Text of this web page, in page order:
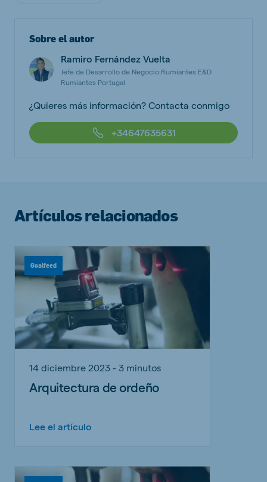
Sobre el autor
Ramiro Fernández Vuelta
Jefe de Desarrollo de Negocio Rumiantes E&D
Rumiantes Portugal
¿Quieres más información? Contacta conmigo
+34647635631
Artículos relacionados
Goalfeed
14 diciembre 2023 - 3 minutos
Arquitectura de ordeño
Lee el artículo